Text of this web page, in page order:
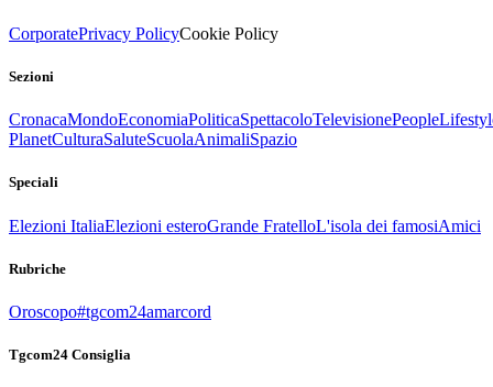
CorporatePrivacy PolicyCookie Policy
Sezioni
CronacaMondoEconomiaPoliticaSpettacoloTelevisionePeople
PlanetCulturaSaluteScuolaAnimaliSpazio
Speciali
Elezioni ItaliaElezioni esteroGrande FratelloL'isola dei famosiAmici
Rubriche
Oroscopo#tgcom24amarcord
Tgcom24 Consiglia